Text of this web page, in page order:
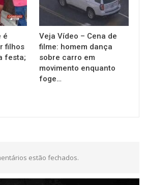
é
filhos
festa;
Veja Vídeo – Cena de
filme: homem dança
sobre carro em
movimento enquanto
foge…
estão fechados.